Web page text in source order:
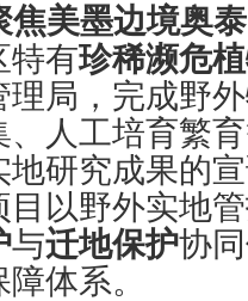
焦美墨边境奥
特有珍稀濒危
局，完成野
人工培育繁
研究成果的
以野外实地
与迁地保护协
体系。